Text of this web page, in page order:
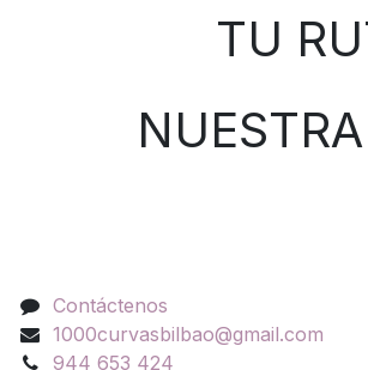
TU
NUESTRA
Contáctenos
1000curvasbilbao@gmail.com
944 653 424